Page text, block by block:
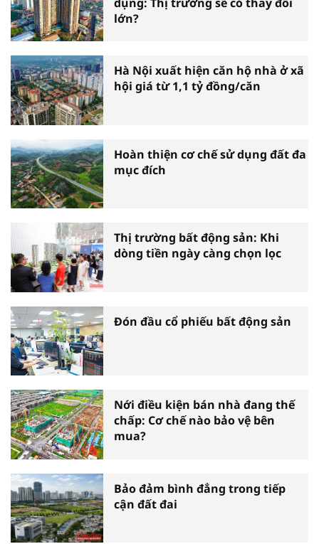
lớn?
Hà Nội xuất hiện căn hộ nhà ở xã
hội giá từ 1,1 tỷ đồng/căn
Hoàn thiện cơ chế sử dụng đất đa
mục đích
Thị trường bất động sản: Khi
dòng tiền ngày càng chọn lọc
Đón đầu cổ phiếu bất động sản
Nới điều kiện bán nhà đang thế
chấp: Cơ chế nào bảo vệ bên
mua?
Bảo đảm bình đẳng trong tiếp
cận đất đai